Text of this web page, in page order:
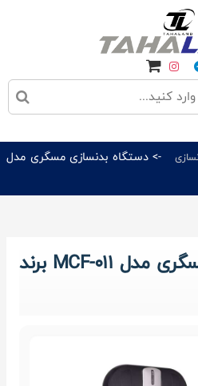
-> دستگاه بدنسازی مسگری مدل
دستگاه بدنسازی مسگری مدل MCF-011 برند